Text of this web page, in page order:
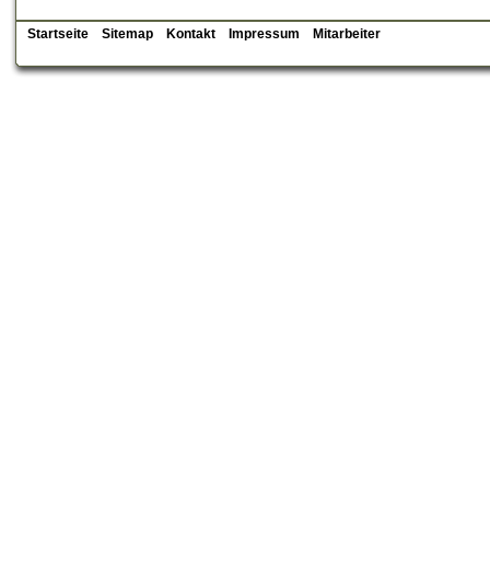
Startseite Sitemap Kontakt Impressum Mitarbeiter